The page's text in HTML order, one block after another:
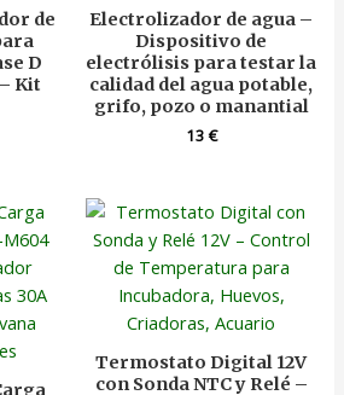
de
D
Kit
Electrolizador de agua –
Dispositivo de
electrólisis para testar la
calidad del agua potable,
grifo, pozo o manantial
13€
Termostato Digital 12V
con Sonda NTC y Relé –